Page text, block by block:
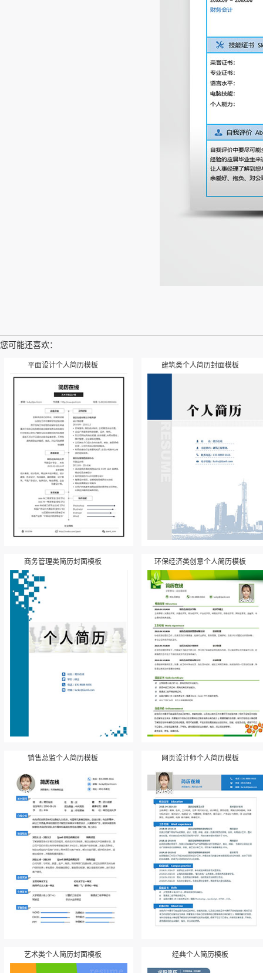
您可能还喜欢：
平面设计个人简历模板 建筑类个人简历封面模板
商务管理类简历封面模板 环保经济类创意个人简历模板
销售总监个人简历模板 网页设计师个人简历模板
艺术类个人简历封面模板 经典个人简历模板